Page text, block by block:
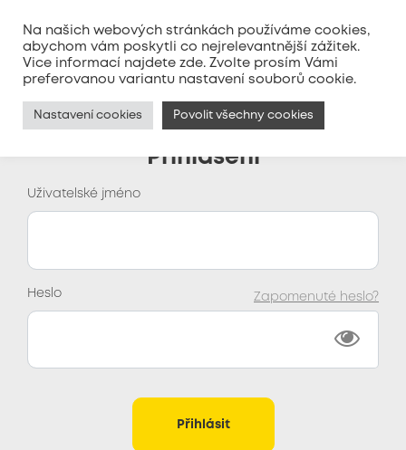
MENU
Přihlášení
Uživatelské jméno
Zapomenuté heslo?
Heslo
Přihlásit
Na našich webových stránkách používáme cookies,
abychom vám poskytli co nejrelevantnější zážitek.
Vice informací najdete zde. Zvolte prosím Vámi
preferovanou variantu nastavení souborů cookie.
Nastavení cookies Povolit všechny cookies